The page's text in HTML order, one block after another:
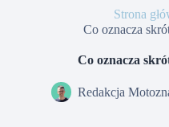
Strona
Co oznacza
Co oznacza
Redakcja